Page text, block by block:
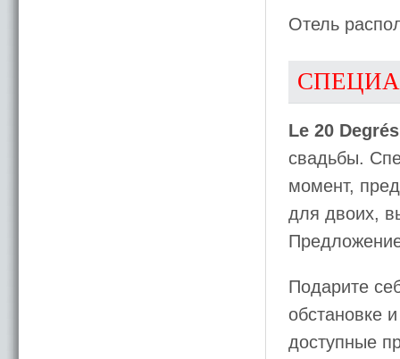
Отель
Le 20
свадьбы.
момент,
для двоих,
Подарите
обстановке
доступные